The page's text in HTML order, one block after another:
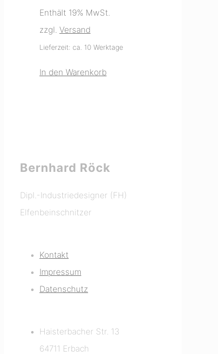
Enthält 19% MwSt.
zzgl. Versand
Lieferzeit: ca. 10 Werktage
In den Warenkorb
Bernhard Röck
Dipl.-Industriedesigner (FH)
Elfenbeinschnitzer
Kontakt
Impressum
Datenschutz
Haisterbacher Str. 13
64711 Erbach